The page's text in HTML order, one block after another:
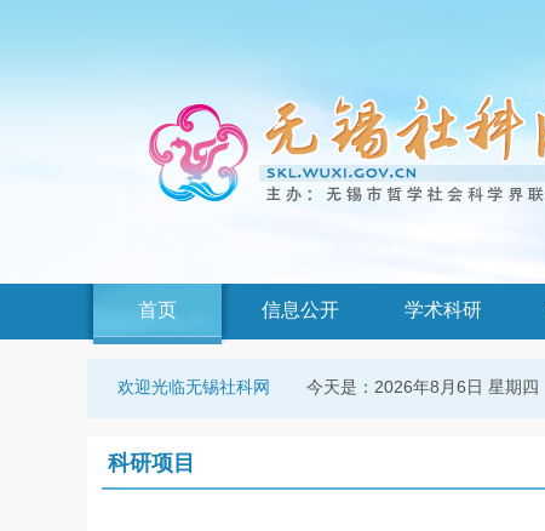
首页 信息公开 学术科研
欢迎光临无锡社科网 今天是： 2026年8月6日 星期四
科研项目